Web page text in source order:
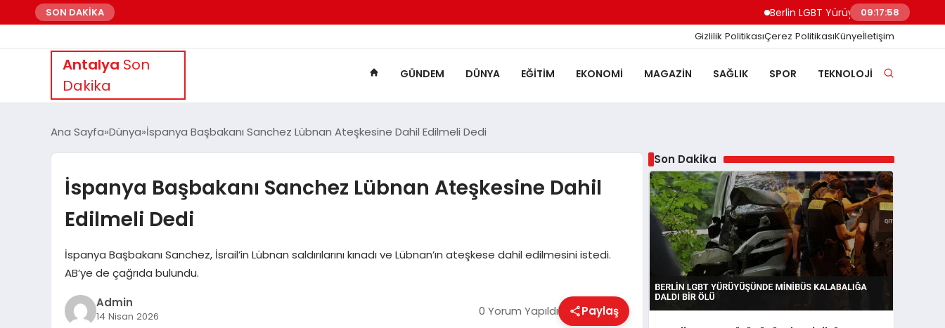
SON DAKİKA Berlin LGBT Yürüyüşünde Minibüs
09:17:59
Gizlilik PolitikasıÇerez PolitikasıKünyeİletişim
Antalya Son
Dakika
GÜNDEM DÜNYA EĞITIM EKONOMI MAGAZIN SAĞLIK SPOR TEKNOLOJI
Ana Sayfa Dünya İspanya Başbakanı Sanchez Lübnan Ateşkesine Dahil Edilmeli Dedi
İspanya Başbakanı Sanchez Lübnan Ateşkesine Dahil
Edilmeli Dedi
İspanya Başbakanı Sanchez, İsrail’in Lübnan saldırılarını kınadı ve Lübnan’ın ateşkese dahil edilmesini istedi.
AB’ye de çağrıda bulundu.
Admin
14 Nisan 2026 0 Yorum Yapıldı Paylaş
Son Dakika